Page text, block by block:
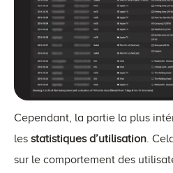
Cependant, la partie la plus
les statistiques d’utilisation.
sur le comportement des